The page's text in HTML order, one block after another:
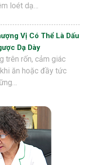
loét dạ…
Vị Có Thể Là Dấu
Dạ Dày
trên rốn, cảm giác
ăn hoặc đầy tức